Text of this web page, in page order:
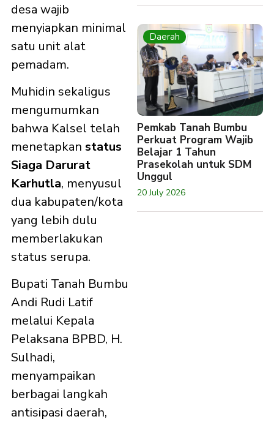
desa wajib
menyiapkan minimal
satu unit alat
pemadam.
Muhidin sekaligus
mengumumkan
bahwa Kalsel telah
menetapkan status
Siaga Darurat
Karhutla, menyusul
dua kabupaten/kota
yang lebih dulu
memberlakukan
status serupa.
Bupati Tanah Bumbu
Andi Rudi Latif
melalui Kepala
Pelaksana BPBD, H.
Sulhadi,
menyampaikan
berbagai langkah
antisipasi daerah,
Daerah
Pemkab Tanah Bumbu
Perkuat Program Wajib
Belajar 1 Tahun
Prasekolah untuk SDM
Unggul
20 July 2026